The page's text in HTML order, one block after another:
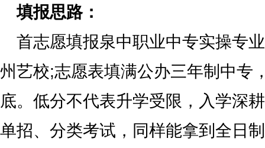
填报思路：
首志愿填报泉中职业中专实操专
州艺校;志愿表填满公办三年制中专
底。低分不代表升学受限，入学深
单招、分类考试，同样能拿到全日